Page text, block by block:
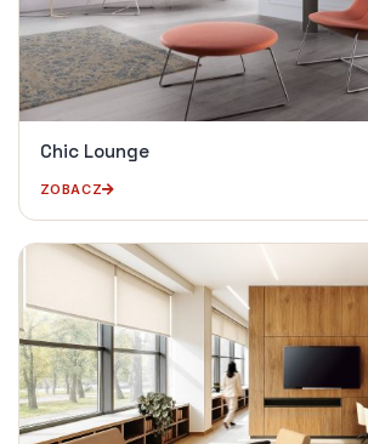
Chic Lounge
ZOBACZ